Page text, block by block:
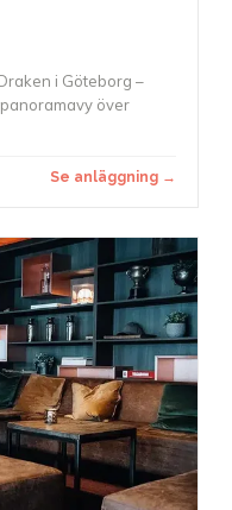
i Göteborg –
över
Se anläggning →